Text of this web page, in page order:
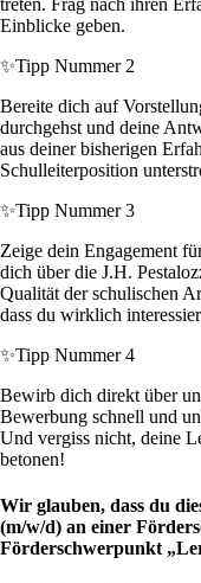
treten. Frag nach ihren
Einblicke geben.
✨Tipp Nummer 2
Bereite dich auf
durchgehst und deine
aus deiner bisherigen
Schulleiterposition
✨Tipp Nummer 3
Zeige dein Engagement
dich über die J.H.
Qualität der schulischen
dass du wirklich
✨Tipp Nummer 4
Bewirb dich direkt über
Bewerbung schnell und
Und vergiss nicht, deine
betonen!
Wir glauben, dass du
(m/w/d) an einer
Förderschwerpunkt